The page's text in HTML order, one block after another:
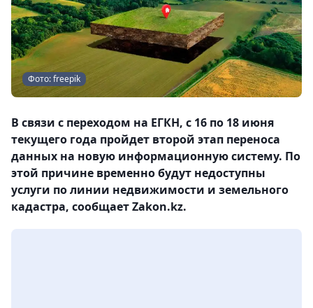
Фото: freepik
В связи с переходом на ЕГКН, с 16 по 18 июня
текущего года пройдет второй этап переноса
данных на новую информационную систему. По
этой причине временно будут недоступны
услуги по линии недвижимости и земельного
кадастра, сообщает Zakon.kz.